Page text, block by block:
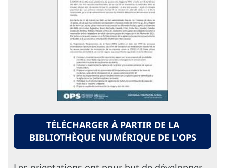
TÉLÉCHARGER À PARTIR DE LA
BIBLIOTHÈQUE NUMÉRIQUE DE L'OPS